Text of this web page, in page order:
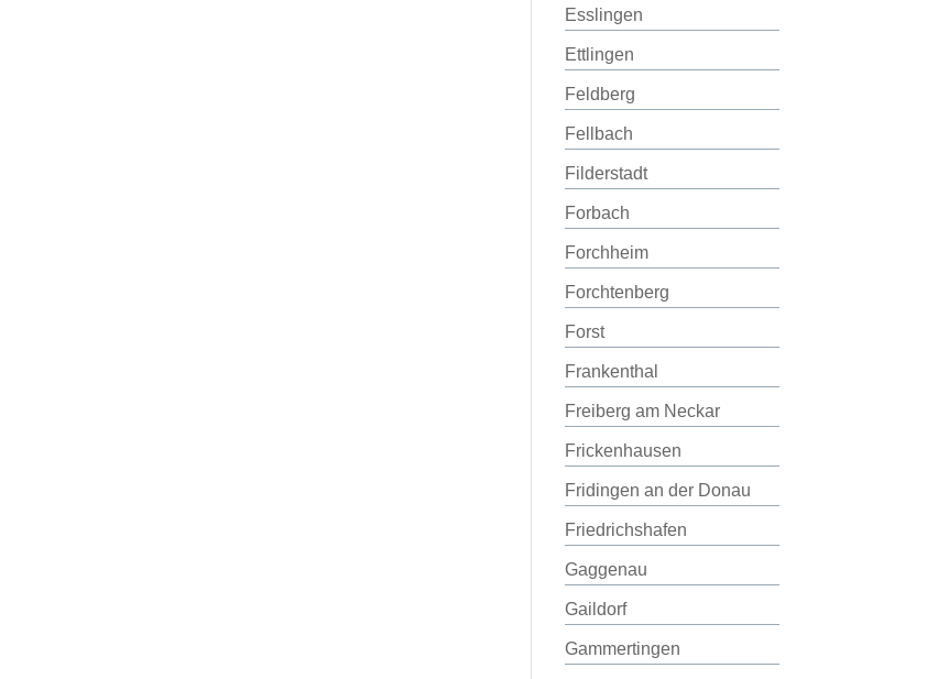
Esslingen
Ettlingen
Feldberg
Fellbach
Filderstadt
Forbach
Forchheim
Forchtenberg
Forst
Frankenthal
Freiberg am Neckar
Frickenhausen
Fridingen an der Donau
Friedrichshafen
Gaggenau
Gaildorf
Gammertingen